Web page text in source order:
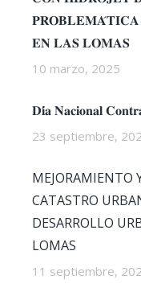
𝐄𝐍 𝐋𝐀𝐒 𝐋𝐎𝐌𝐀𝐒
10 marzo, 2025
𝐃𝐢́𝐚 𝐍𝐚𝐜𝐢𝐨𝐧𝐚𝐥
23 septiembre,
MEJORAMIENTO
CATASTRO
DESARROLLO
LOMAS
11 septiembre,